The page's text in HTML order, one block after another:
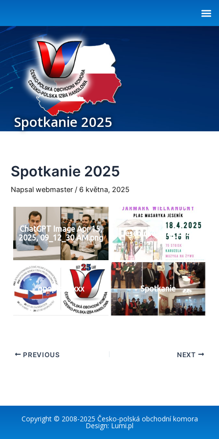
obsah
Spotkanie 2025
Spotkanie 2025
Napsalwebmaster/ 6 května, 2025
ChatGPT Image Apr 15,
2025, 09_12_30 AM.png
Jesenické_trhy_2022
opoplsku xxx Spotkanie
PREVIOUS NEXT
Copyright © 2008-2025 Česko-polská obchodní komora
Design: Lumi.pl